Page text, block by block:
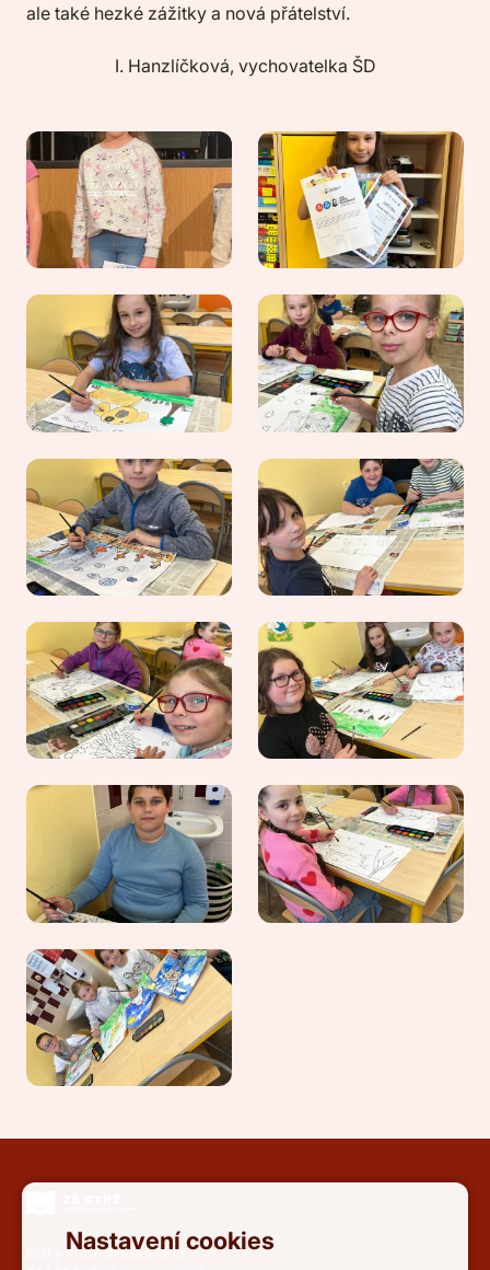
ale také hezké zážitky a nová přátelství.
I. Hanzlíčková, vychovatelka ŠD
Elišky Krásnohorské 2919
Nastavení cookies